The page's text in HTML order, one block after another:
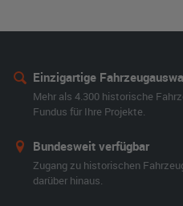
Einzigartige
Mehr als 4.300 historische
Fundus für Ihre Projekte.
Bundesweit verfügbar
Zugang zu historischen
darüber hinaus.